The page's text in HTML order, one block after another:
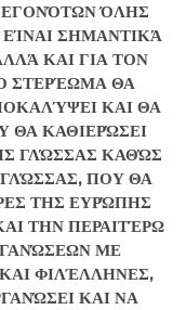
ΌΛΗΣ
ΣΗΜΑΝΤΙΚΆ
ΚΑΙ ΓΙΑ ΤΟΝ
ΣΤΕΡΈΩΜΑ ΘΑ
ΚΑΙ ΘΑ
ΘΑ ΚΑΘΙΕΡΏΣΕΙ
ΓΛΏΣΣΑΣ ΚΑΘΏΣ
ΠΟΥ ΘΑ
ΤΗΣ ΕΥΡΏΠΗΣ
ΤΗΝ ΠΕΡΑΙΤΈΡΩ
ΜΕ
ΦΙΛΈΛΛΗΝΕΣ,
ΚΑΙ ΝΑ